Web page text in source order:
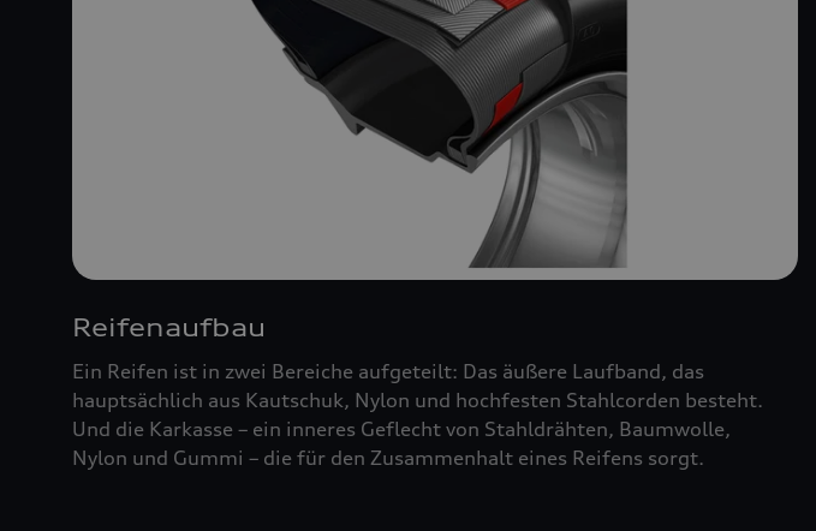
Reifenaufbau
Ein Reifen ist in zwei Bereiche aufgeteilt: Das äußere Laufband, das
hauptsächlich aus Kautschuk, Nylon und hochfesten Stahlcorden besteht.
Und die Karkasse – ein inneres Geflecht von Stahldrähten, Baumwolle,
Nylon und Gummi – die für den Zusammenhalt eines Reifens sorgt.